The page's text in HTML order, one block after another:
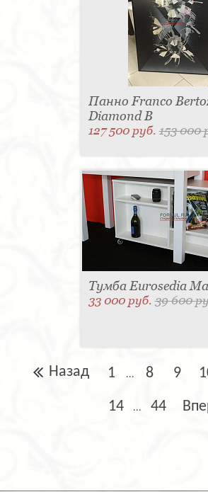
Панно Franco
Diamond B
127 500 руб.153 000
Тумба Eurosedia
33 000 руб.39 600
Назад 1 ... 8 9
14 ... 44